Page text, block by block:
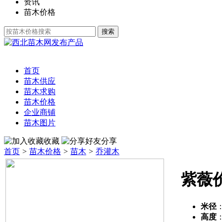
资讯
苗木价格
发布产品
首页
苗木供应
苗木求购
苗木价格
企业商铺
苗木图片
收藏
分享
首页 > 苗木价格 > 苗木 > 乔灌木
紫薇
米径 ：
高度 ：